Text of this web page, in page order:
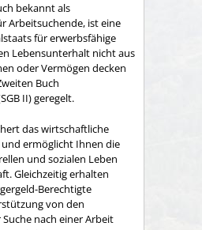
bekannt als
Arbeitsuchende, ist eine
für erwerbsfähige
Lebensunterhalt nicht aus
oder Vermögen decken
Buch
II) geregelt.
das wirtschaftliche
ermöglicht Ihnen die
und sozialen Leben
Gleichzeitig erhalten
Berechtigte
von den
nach einer Arbeit